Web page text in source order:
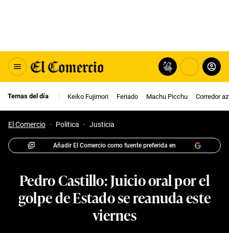
Temas del día Keiko Fujimori Feriado Machu Picchu Corredor
El Comercio · Politica · Justicia
Añadir El Comercio como fuente preferida en
Pedro Castillo: Juicio oral por el
golpe de Estado se reanuda este
viernes